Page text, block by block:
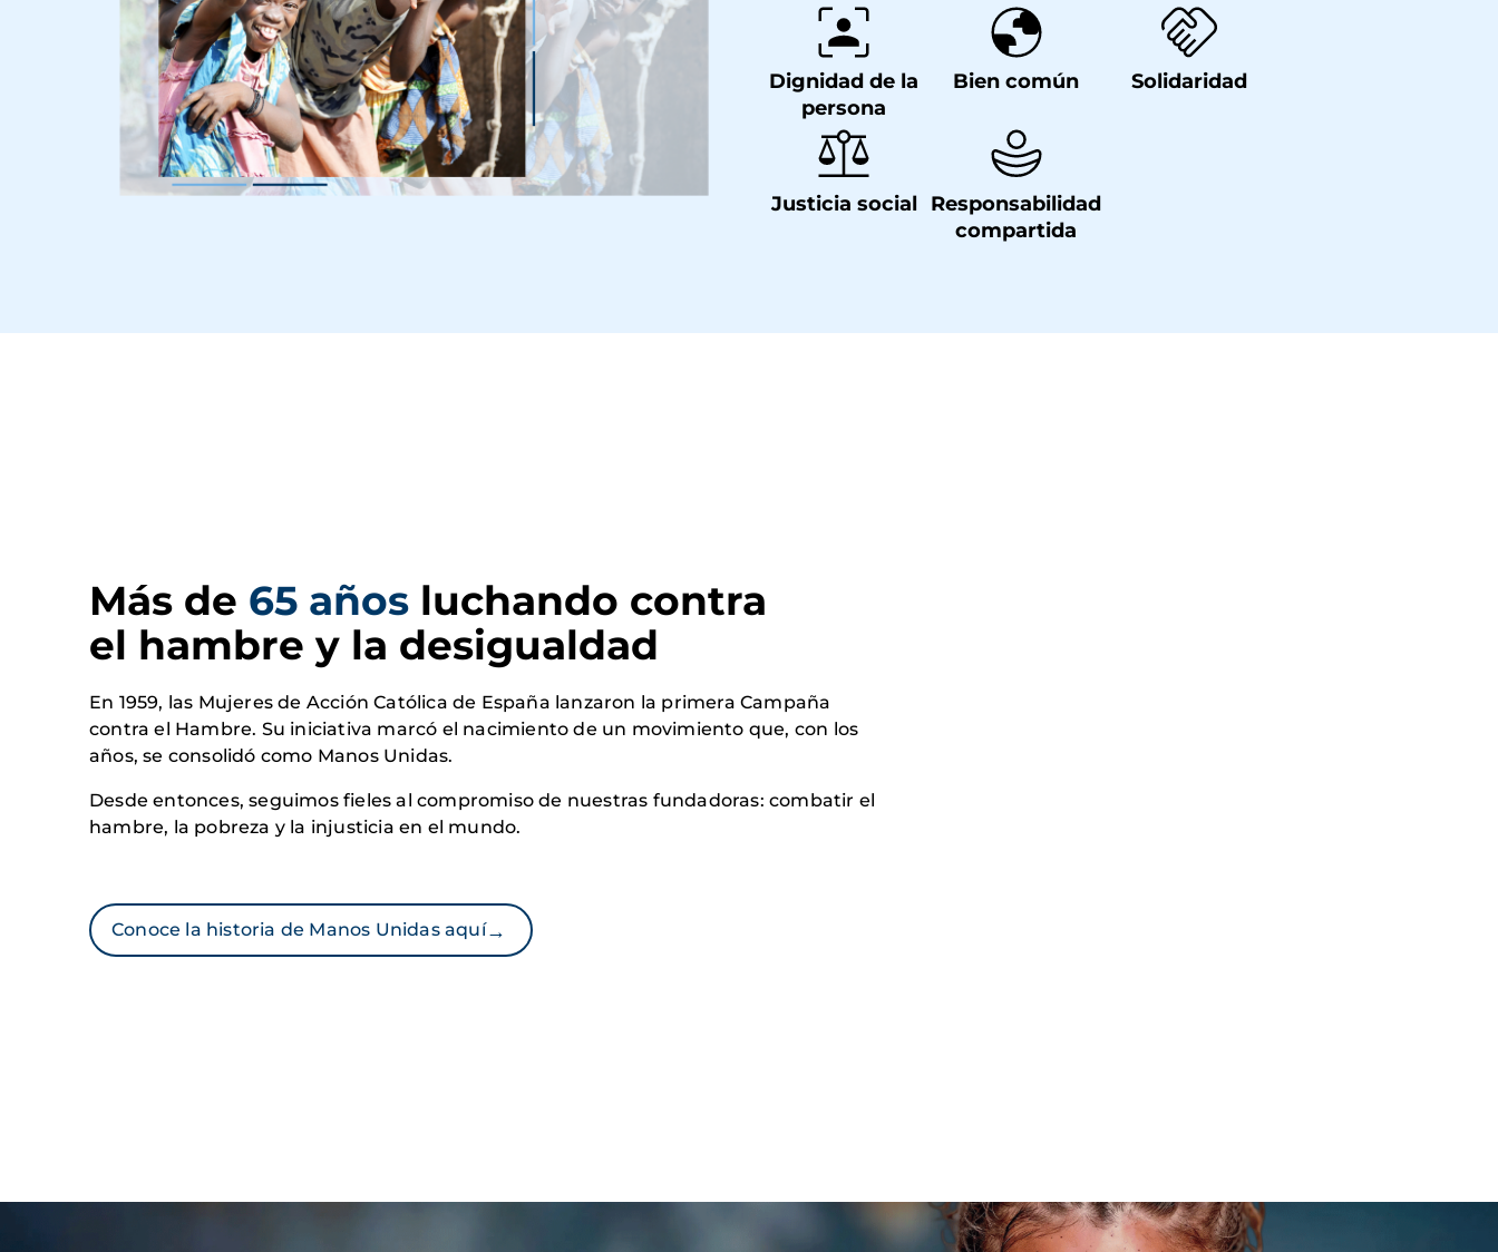
Dignidad de la
persona
Bien común Solidaridad
Justicia social
Responsabilidad
compartida
Más de 65 años luchando contra
el hambre y la desigualdad
En 1959, las Mujeres de Acción Católica de España lanzaron la primera Campaña
contra el Hambre. Su iniciativa marcó el nacimiento de un movimiento que, con los
años, se consolidó como Manos Unidas.
Desde entonces, seguimos fieles al compromiso de nuestras fundadoras: combatir el
hambre, la pobreza y la injusticia en el mundo.
Conoce la historia de Manos Unidas aquí→